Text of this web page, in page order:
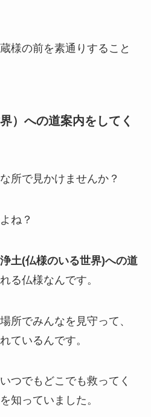
様の前を素通りすること
）への道案内をしてく
所で見かけませんか？
ね？
浄土(仏様のいる世界)への道
る仏様なんです。
所でみんなを見守って、
ているんです。
つでもどこでも救ってく
知っていました。